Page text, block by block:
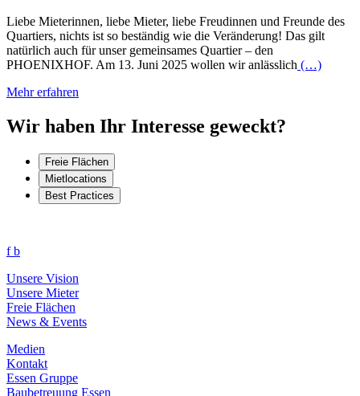
Liebe Mieterinnen, liebe Mieter, liebe Freudinnen und Freunde des
Quartiers, nichts ist so beständig wie die Veränderung! Das gilt
natürlich auch für unser gemeinsames Quartier – den
PHOENIXHOF. Am 13. Juni 2025 wollen wir anlässlich (…)
Mehr erfahren
Wir haben Ihr Interesse geweckt?
Freie Flächen
Mietlocations
Best Practices
f b
Unsere Vision
Unsere Mieter
Freie Flächen
News & Events
Medien
Kontakt
Essen Gruppe
Baubetreuung Essen